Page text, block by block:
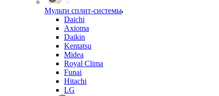
Мульти сплит-системы
Daichi
Axioma
Daikin
Kentatsu
Midea
Royal Clima
Funai
Hitachi
LG